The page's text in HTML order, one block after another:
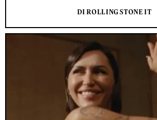
DI ROLLING STONE IT